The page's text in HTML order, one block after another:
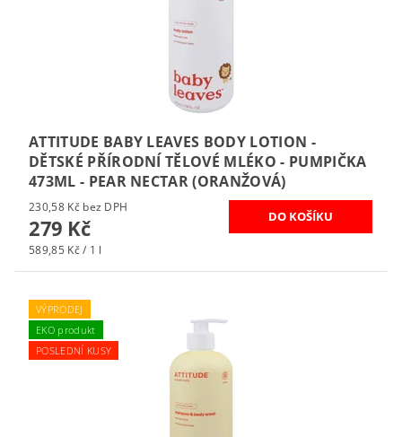
ATTITUDE BABY LEAVES BODY LOTION -
DĚTSKÉ PŘÍRODNÍ TĚLOVÉ MLÉKO - PUMPIČKA
473ML - PEAR NECTAR (ORANŽOVÁ)
230,58 Kč bez DPH
279 Kč
589,85 Kč / 1 l
VÝPRODEJ
EKO produkt
POSLEDNÍ KUSY